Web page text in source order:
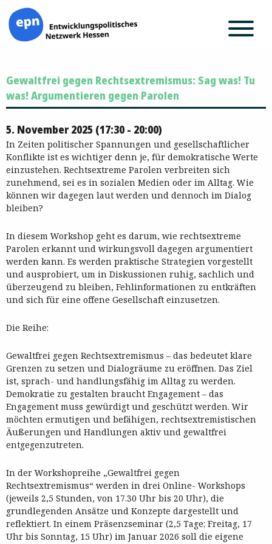
Inhalt
springen
Gewaltfrei gegen Rechtsextremismus: Sag was! Tu
was! Argumentieren gegen Parolen
5. November 2025 (17:30 - 20:00)
In Zeiten politischer Spannungen und gesellschaftlicher
Konflikte ist es wichtiger denn je, für demokratische Werte
einzustehen. Rechtsextreme Parolen verbreiten sich
zunehmend, sei es in sozialen Medien oder im Alltag. Wie
können wir dagegen laut werden und dennoch im Dialog
bleiben?
In diesem Workshop geht es darum, wie rechtsextreme
Parolen erkannt und wirkungsvoll dagegen argumentiert
werden kann. Es werden praktische Strategien vorgestellt
und ausprobiert, um in Diskussionen ruhig, sachlich und
überzeugend zu bleiben, Fehlinformationen zu entkräften
und sich für eine offene Gesellschaft einzusetzen.
Die Reihe:
Gewaltfrei gegen Rechtsextremismus – das bedeutet klare
Grenzen zu setzen und Dialogräume zu eröffnen. Das Ziel
ist, sprach- und handlungsfähig im Alltag zu werden.
Demokratie zu gestalten braucht Engagement – das
Engagement muss gewürdigt und geschützt werden. Wir
möchten ermutigen und befähigen, rechtsextremistischen
Äußerungen und Handlungen aktiv und gewaltfrei
entgegenzutreten.
In der Workshopreihe „Gewaltfrei gegen
Rechtsextremismus“ werden in drei Online- Workshops
(jeweils 2,5 Stunden, von 17.30 Uhr bis 20 Uhr), die
grundlegenden Ansätze und Konzepte dargestellt und
reflektiert. In einem Präsenzseminar (2,5 Tage; Freitag, 17
Uhr bis Sonntag, 15 Uhr) im Januar 2026 soll die eigene